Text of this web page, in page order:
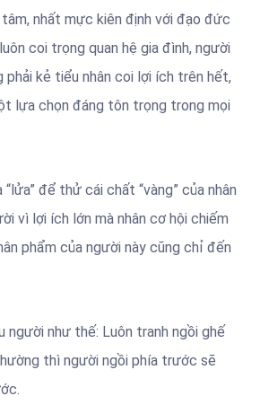
nhất mực kiên định với đạo đức
coi trọng quan hệ gia đình, người
phải kẻ tiểu nhân coi lợi ích trên hết,
lựa chọn đáng tôn trọng trong mọi
để thử cái chất “vàng” của nhân
vì lợi ích lớn mà nhân cơ hội chiếm
phẩm của người này cũng chỉ đến
người như thế: Luôn tranh ngồi ghế
thì người ngồi phía trước sẽ